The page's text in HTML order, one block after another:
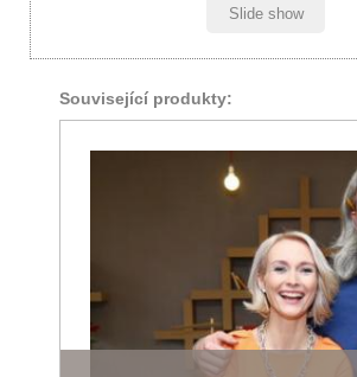
Slide show
Související produkty: